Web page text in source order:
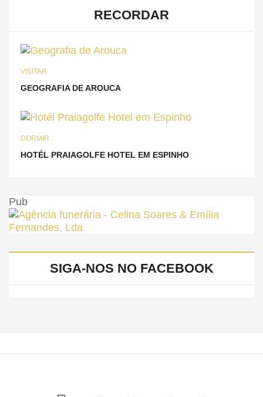
RECORDAR
VISITAR
GEOGRAFIA DE AROUCA
DORMIR
HOTÉL PRAIAGOLFE HOTEL EM ESPINHO
Pub
SIGA-NOS NO FACEBOOK